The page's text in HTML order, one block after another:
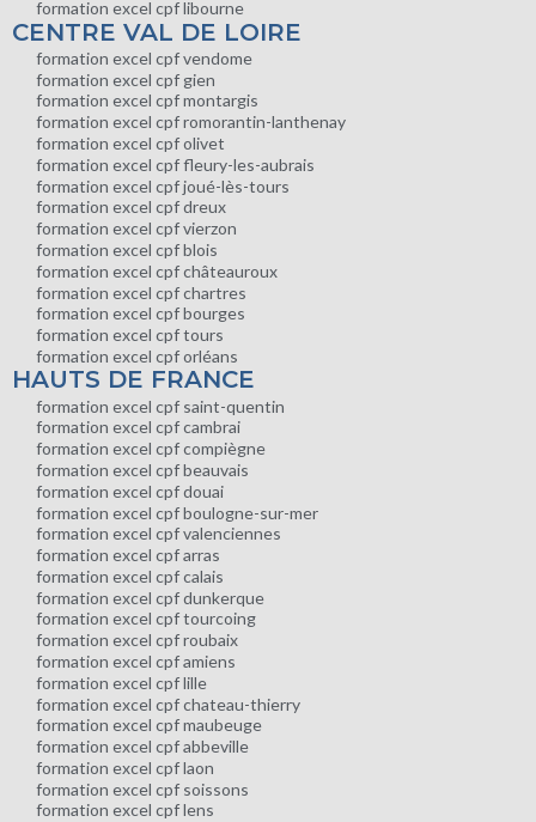
formation excel cpf libourne
CENTRE VAL DE LOIRE
formation excel cpf vendome
formation excel cpf gien
formation excel cpf montargis
formation excel cpf romorantin-lanthenay
formation excel cpf olivet
formation excel cpf fleury-les-aubrais
formation excel cpf joué-lès-tours
formation excel cpf dreux
formation excel cpf vierzon
formation excel cpf blois
formation excel cpf châteauroux
formation excel cpf chartres
formation excel cpf bourges
formation excel cpf tours
formation excel cpf orléans
HAUTS DE FRANCE
formation excel cpf saint-quentin
formation excel cpf cambrai
formation excel cpf compiègne
formation excel cpf beauvais
formation excel cpf douai
formation excel cpf boulogne-sur-mer
formation excel cpf valenciennes
formation excel cpf arras
formation excel cpf calais
formation excel cpf dunkerque
formation excel cpf tourcoing
formation excel cpf roubaix
formation excel cpf amiens
formation excel cpf lille
formation excel cpf chateau-thierry
formation excel cpf maubeuge
formation excel cpf abbeville
formation excel cpf laon
formation excel cpf soissons
formation excel cpf lens